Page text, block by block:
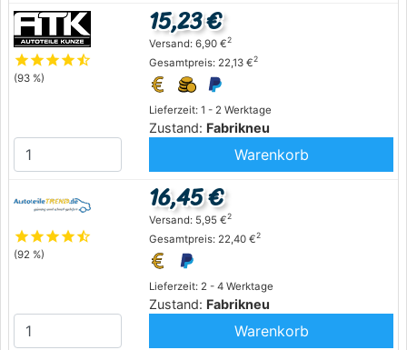
starstarstarstarstar_half
(93 %)
Lieferzeit: 1 - 2 Werktage
Zustand: Fabrikneu
15,23 €
Versand: 6,90 €2
Gesamtpreis: 22,13 €2
Warenkorb
starstarstarstarstar_half
(92 %)
Lieferzeit: 2 - 4 Werktage
Zustand: Fabrikneu
16,45 €
Versand: 5,95 €2
Gesamtpreis: 22,40 €2
Warenkorb